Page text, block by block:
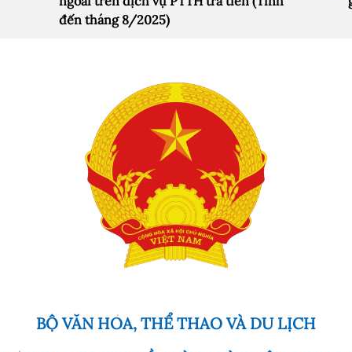
đến tháng 8/2025)
BỘ VĂN HÓA, THỂ THAO VÀ DU LỊCH